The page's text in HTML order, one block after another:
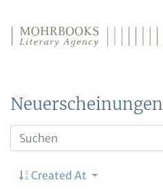
Neuerscheinungen
Created At